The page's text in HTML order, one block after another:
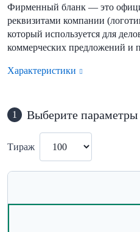
Фирменный бланк — это
реквизитами компании
который используется для
коммерческих предложений и
Характеристики
1 Выберите параметры
Тираж